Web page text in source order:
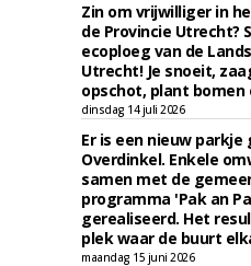
Zin om vrijwilliger in
de Provincie Utrecht?
ecoploeg van de
Utrecht! Je snoeit,
opschot, plant bomen
dinsdag 14 juli 2026
Er is een nieuw parkje
Overdinkel. Enkele
samen met de
programma 'Pak an
gerealiseerd. Het
plek waar de buurt
maandag 15 juni 2026